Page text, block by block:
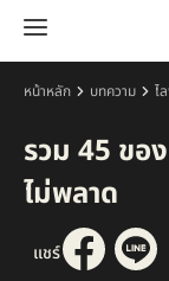
หน้าหลัก บทความ ไ
รวม 45 ขอ
ไม่พลาด
แชร์